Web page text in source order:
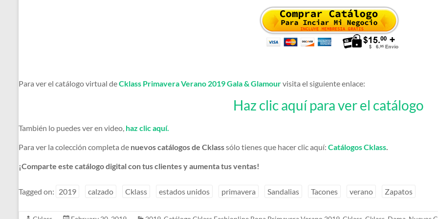
Para ver el catálogo virtual deCklass Primavera Verano 2019 Gala & Glamourvisita el siguiente enlace:
Haz clic aquí para ver el catálogo
También lo puedes ver en video, haz clic aquí.
Para ver la colección completa de nuevos catálogos de Cklasssólo tienes que hacer clic aquí: Catálogos Cklass.
¡Comparte este catálogo digital con tus clientes y aumenta tus ventas!
Tagged on: 2019 calzado Cklass estados unidos primavera Sandalias Tacones verano Zapatos